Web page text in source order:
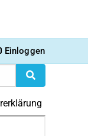
Einloggen